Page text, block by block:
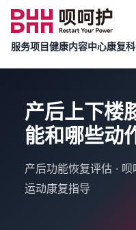
服务项目健康内容中心康复
产后上下楼
能和哪些动
产后功能恢复评估 ·
运动康复指导